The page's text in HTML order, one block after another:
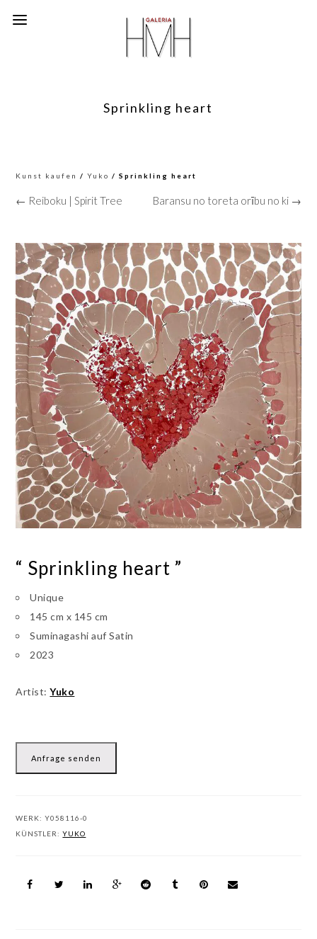
Sprinkling heart
Kunst kaufen /Yuko / Sprinkling heart
← Reiboku | Spirit Tree Baransu no toreta orību no ki →
“ Sprinkling heart ”
Unique
145 cm x 145 cm
Suminagashi auf Satin
2023
Artist:Yuko
Anfrage senden
WERK:Y058116-0
KÜNSTLER:YUKO